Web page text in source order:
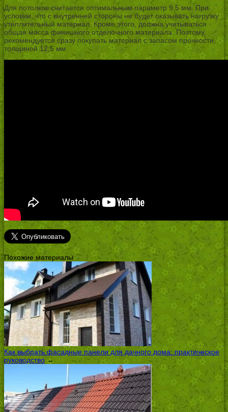
Для потолков считается оптимальным параметр 9,5 мм. При
условии, что с внутренней стороны не будет оказывать нагрузку
утеплительный материал. Кроме этого, должна учитываться
общая масса финишного отделочного материала. Поэтому,
рекомендуется сразу покупать материал с запасом прочности,
толщиной 12,5 мм.
Похожие материалы
Как выбрать фасадные панели для дачного дома: практическое
руководство→